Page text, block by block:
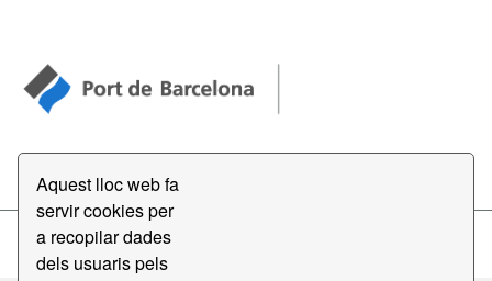
Aquest lloc web fa
servir cookies per
a recopilar dades
dels usuaris pels
Open Data
Conjunts de dades